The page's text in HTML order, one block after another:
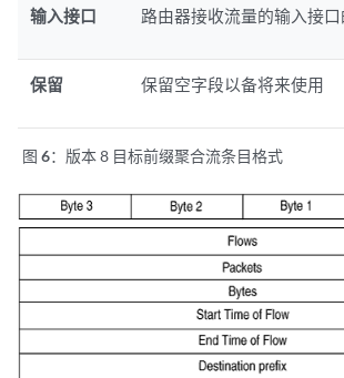
输入接口 路由器接收流量的输入接口
保留 保留空字段以备将来使用
图 6： 版本 8 目标前缀聚合流条目格式